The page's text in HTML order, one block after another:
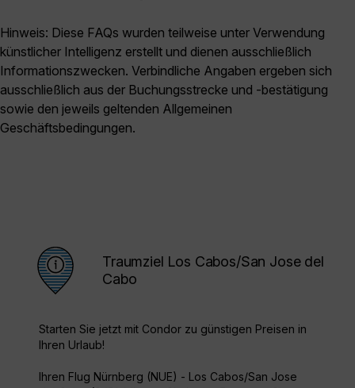
Hinweis: Diese FAQs wurden teilweise unter Verwendung
künstlicher Intelligenz erstellt und dienen ausschließlich
Informationszwecken. Verbindliche Angaben ergeben sich
ausschließlich aus der Buchungsstrecke und -bestätigung
sowie den jeweils geltenden Allgemeinen
Geschäftsbedingungen.
Traumziel Los Cabos/San Jose del
Cabo
Starten Sie jetzt mit Condor zu günstigen Preisen in
Ihren Urlaub!
Ihren Flug Nürnberg (NUE) - Los Cabos/San Jose